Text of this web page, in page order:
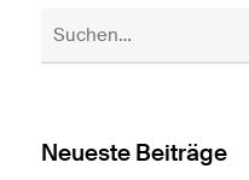
Neueste Beiträge